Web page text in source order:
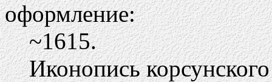
оформление:
~1615.
Иконопись